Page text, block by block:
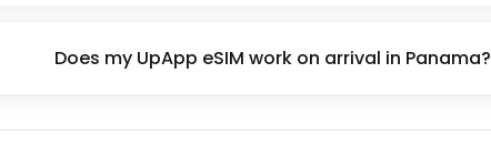
Does my UpApp eSIM work on arrival in Panama?